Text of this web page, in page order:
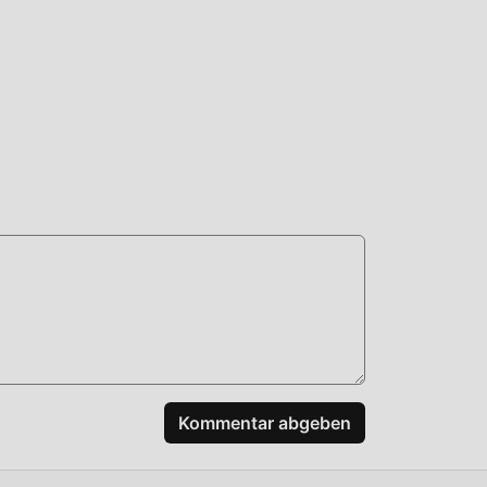
Kommentar abgeben